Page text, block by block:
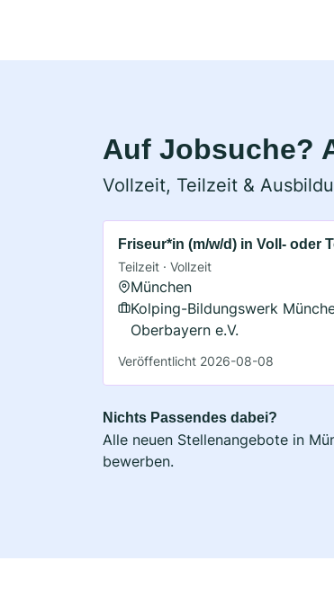
Auf Jobsuche?
Vollzeit, Teilzeit &
Friseur*in (m/w/d) in Voll- oder
Teilzeit · Vollzeit
München
Kolping-Bildungswerk
Oberbayern e.V.
Veröffentlicht 2026-08-08
Nichts Passendes dabei?
Alle neuen Stellenangebote in
bewerben.